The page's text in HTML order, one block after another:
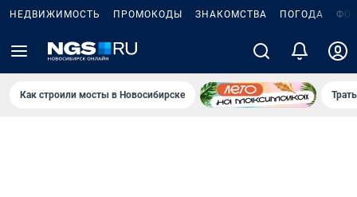
НЕДВИЖИМОСТЬ ПРОМОКОДЫ ЗНАКОМСТВА ПОГОДА
Как строили мосты в Новосибирске